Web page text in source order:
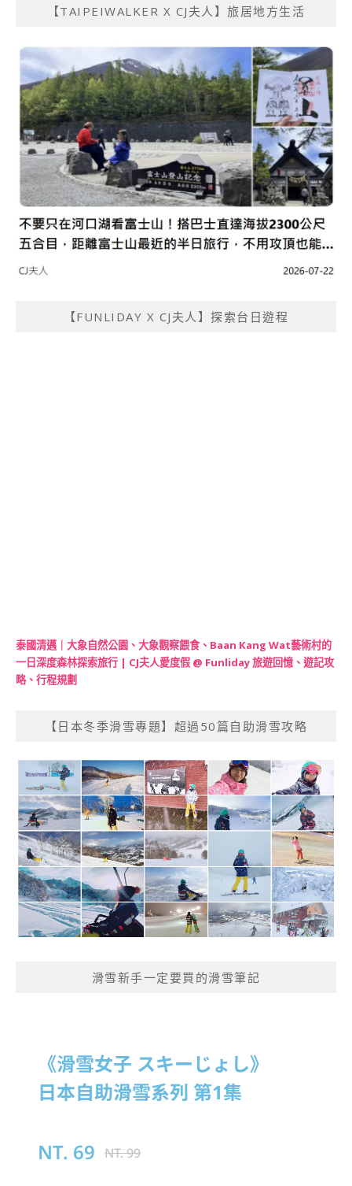
【TAIPEIWALKER X CJ夫人】旅居地方生活
【FUNLIDAY X CJ夫人】探索台日遊程
泰國清邁｜大象自然公園、大象觀察餵食、Baan Kang Wat藝術村的
一日深度森林探索旅行 | CJ夫人愛度假 @ Funliday 旅遊回憶、遊記攻
略、行程規劃
【日本冬季滑雪專題】超過50篇自助滑雪攻略
滑雪新手一定要買的滑雪筆記